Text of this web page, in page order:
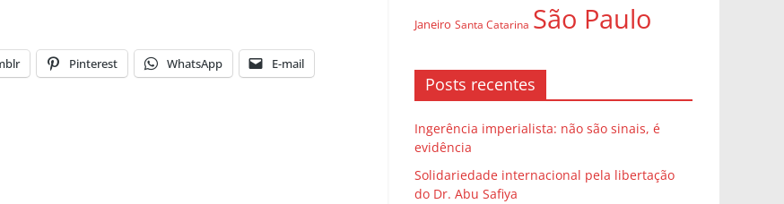
Pinterest WhatsApp E-mail
Janeiro Santa Catarina São Paulo
Posts recentes
Ingerência imperialista: não são sinais, é
evidência
Solidariedade internacional pela libertação
do Dr. Abu Safiya